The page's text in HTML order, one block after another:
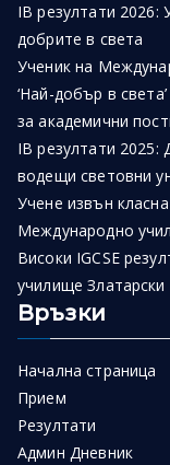
IB резултати 2026:
добрите в света
Ученик на
‘Най-добър в
за академични
IB резултати 2025:
водещи световни
Учене извън
Международно
Високи IGCSE
училище Златарски
Връзки
Начална страница
Прием
Резултати
Админ Дневник